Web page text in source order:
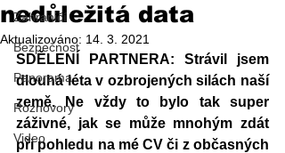
Zahraničí
Bezpečnost
Panorama
Rozhovory
Video
nedůležitá data
Aktualizováno: 14. 3. 2021
SDĚLENÍ PARTNERA: Strávil jsem
dlouhá léta v ozbrojených silách naší
země. Ne vždy to bylo tak super
záživné, jak se může mnohým zdát
při pohledu na mé CV či z občasných